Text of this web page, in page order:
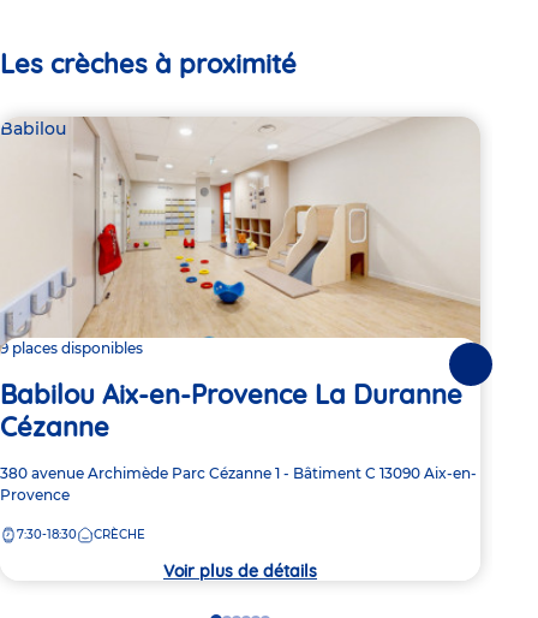
Les crèches à proximité
Babilou
9 places disponibles
Babilou Aix-en-Provence La Duranne
Cézanne
Adresse
de
crèche
380 avenue Archimède Parc Cézanne 1 - Bâtiment C 13090 Aix-en-
Provence
7:30-18:30 CRÈCHE
Voir plus de détails